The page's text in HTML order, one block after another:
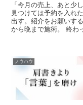
「今月の売上、あと少
見つけては予約を入れ
出す。紹介をお願いす
から晩まで施術。 終わ
ノウハウ